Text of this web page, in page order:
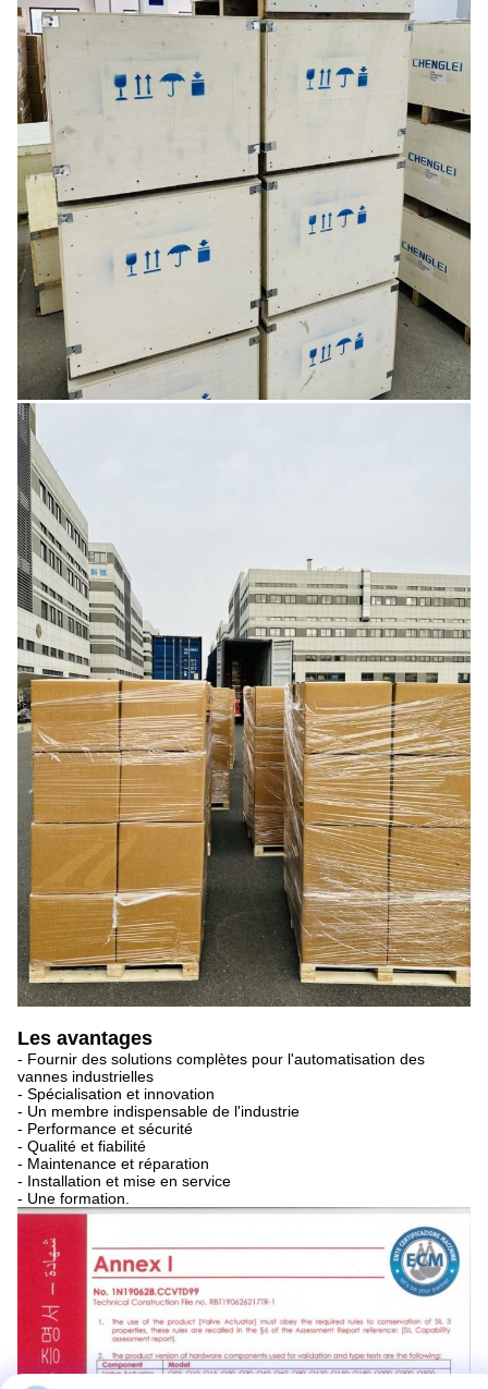
Les avantages
- Fournir des solutions complètes pour l'automatisation des
vannes industrielles
- Spécialisation et innovation
- Un membre indispensable de l'industrie
- Performance et sécurité
- Qualité et fiabilité
- Maintenance et réparation
- Installation et mise en service
- Une formation.